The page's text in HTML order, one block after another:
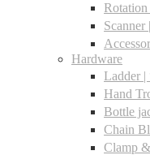
Hardware
Ladder |
Hand
Bottle
Chain
Clamp